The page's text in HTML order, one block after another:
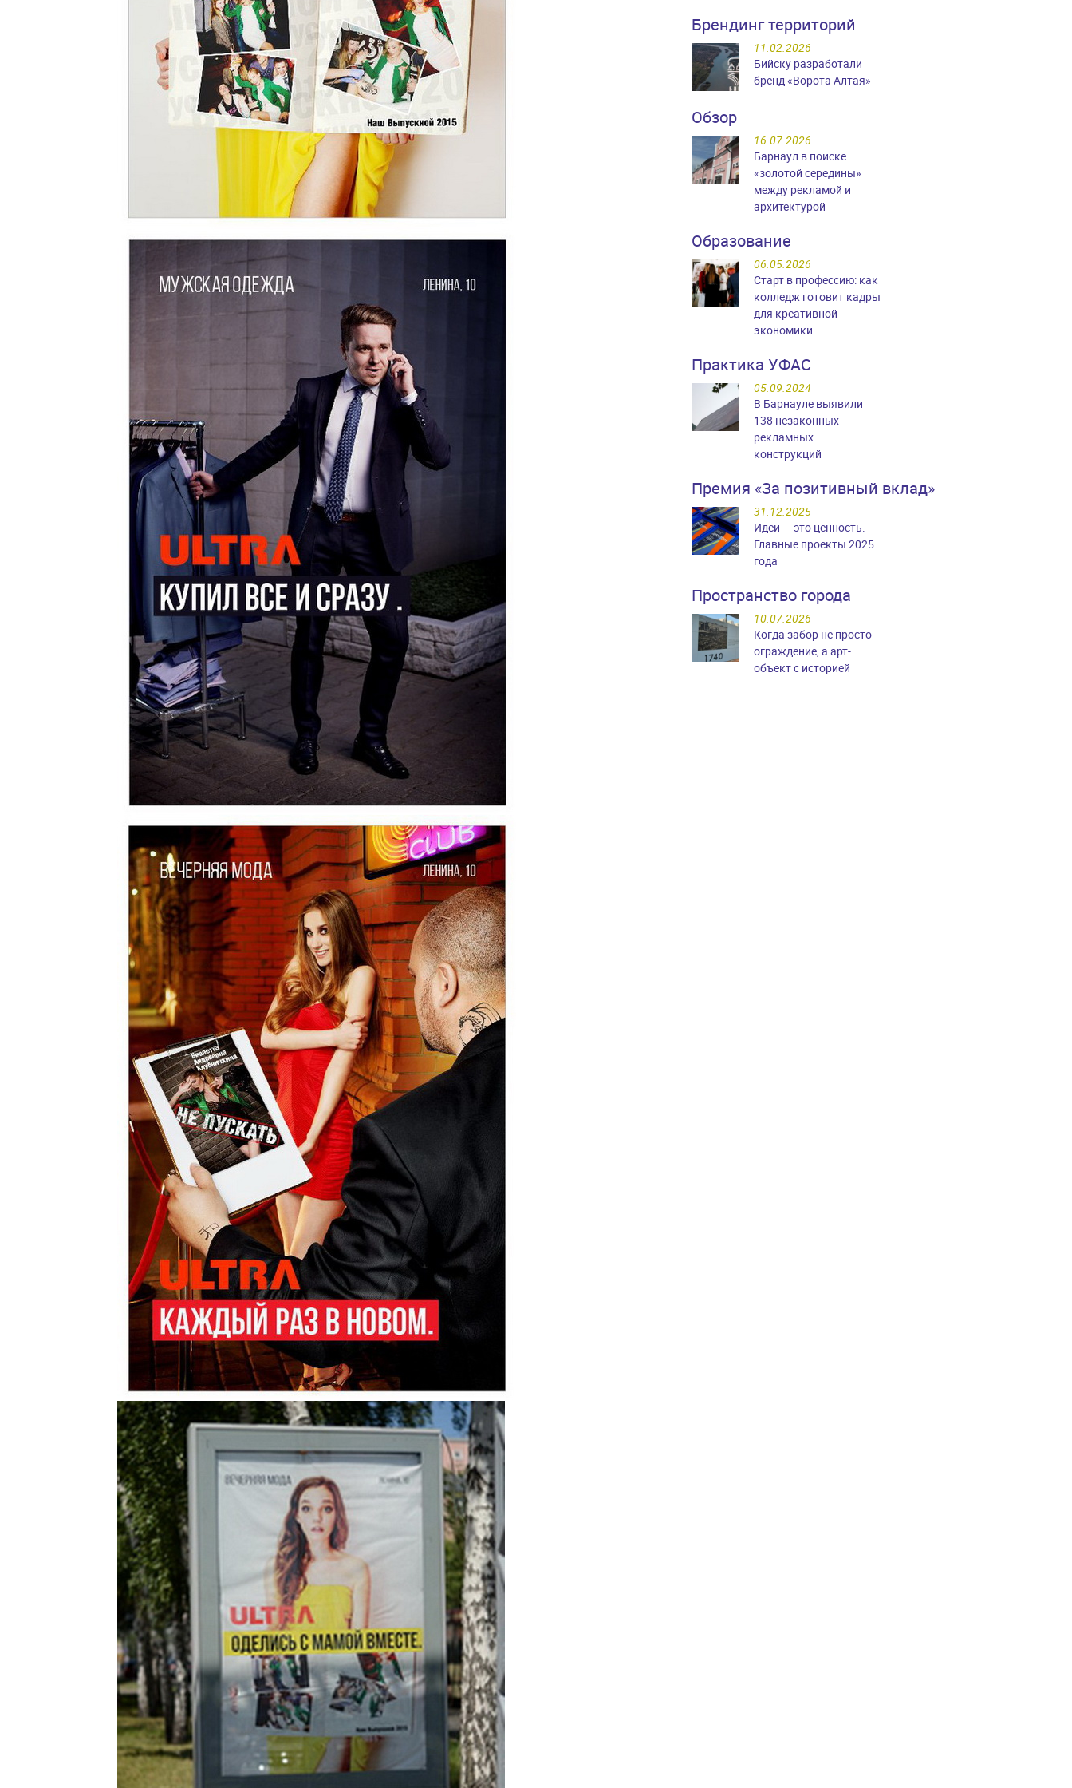
Брендинг территорий
11.02.2026
Бийску разработали
бренд «Ворота Алтая»
Обзор
16.07.2026
Барнаул в поиске
«золотой середины»
между рекламой и
архитектурой
Образование
06.05.2026
Старт в профессию: как
колледж готовит кадры
для креативной
экономики
Практика УФАС
05.09.2024
В Барнауле выявили
138 незаконных
рекламных
конструкций
Премия «За позитивный вклад»
31.12.2025
Идеи — это ценность.
Главные проекты 2025
года
Пространство города
10.07.2026
Когда забор не просто
ограждение, а арт-
объект с историей